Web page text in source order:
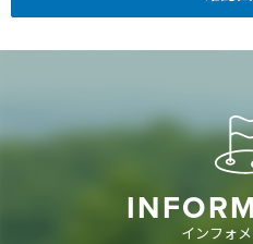
インフォ